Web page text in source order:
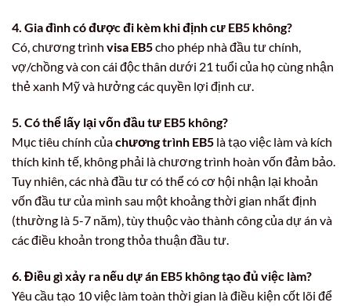
4. Gia đình có được đi kèm khi định cư EB5 không?
Có, chương trình visa EB5cho phép nhà đầu tư chính,
vợ/chồng và con cái độc thân dưới 21 tuổi của họ cùng nhận
thẻ xanh Mỹ và hưởng các quyền lợi định cư.
5. Có thể lấy lại vốn đầu tư EB5 không?
Mục tiêu chính củachương trình EB5 là tạo việc làm và kích
thích kinh tế, không phải là chương trình hoàn vốn đảm bảo.
Tuy nhiên, các nhà đầu tư có thể có cơ hội nhận lại khoản
vốn đầu tư của mình sau một khoảng thời gian nhất định
(thường là 5-7 năm), tùy thuộc vào thành công của dự án và
các điều khoản trong thỏa thuận đầu tư.
6. Điều gì xảy ra nếu dự án EB5 không tạo đủ việc làm?
Yêu cầu tạo 10 việc làm toàn thời gian là điều kiện cốt lõi để